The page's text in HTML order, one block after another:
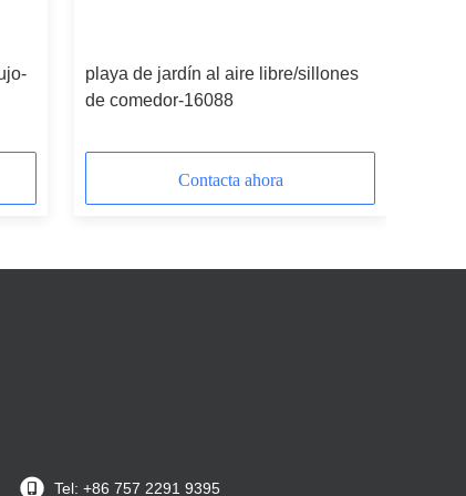
playa de jardín al aire libre/sillones
de comedor-16088
Contacta ahora
Tel: +86 757 2291 9395